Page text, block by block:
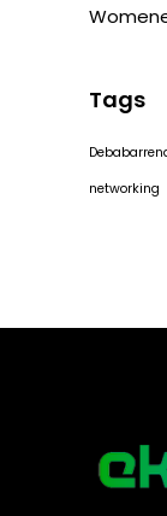
Tags
networking